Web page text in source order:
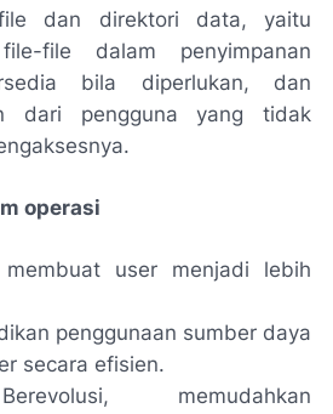
file dan direktori data, yaitu
file dalam penyimpanan
bila diperlukan, dan
dari pengguna yang tidak
operasi
membuat user menjadi lebih
penggunaan sumber daya
secara efisien.
memudahkan